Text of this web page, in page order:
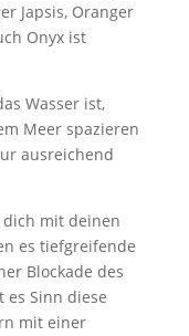
Japsis, Oranger
Onyx ist
Wasser ist,
Meer spazieren
ausreichend
mit deinen
es tiefgreifende
Blockade des
es Sinn diese
mit einer